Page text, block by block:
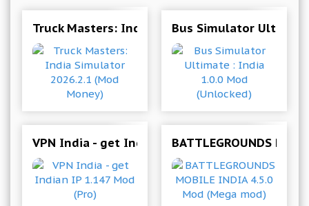
Truck Masters: India Simulator 2026.2.1 (Mod
Bus Simulator
VPN India - get Indian IP 1.147 Mod (Pro)
BATTLEGROUNDS